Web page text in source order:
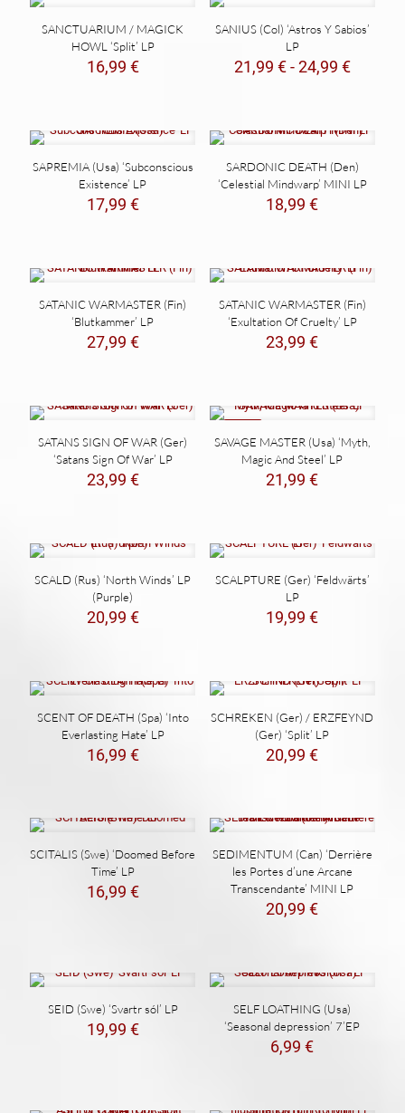
SANCTUARIUM / MAGICK
HOWL ‘Split’ LP
16,99 €
SANIUS (Col) ‘Astros Y Sabios’
LP
21,99 €-24,99 €Rango
21,99 €
24,99 €
SAPREMIA (Usa) ‘Subconscious
Existence’ LP
17,99 €
SARDONIC DEATH (Den)
‘Celestial Mindwarp’ MINI LP
18,99€
SATANIC WARMASTER (Fin)
‘Blutkammer’ LP
27,99 €
SATANIC WARMASTER (Fin)
‘Exultation Of Cruelty’ LP
23,99€
SATANS SIGN OF WAR (Ger)
‘Satans Sign Of War’ LP
23,99 €
SAVAGE MASTER (Usa) ‘Myth,
Magic And Steel’ LP
21,99€
SCALD (Rus) ‘North Winds’ LP
(Purple)
20,99 €
SCALPTURE (Ger) ‘Feldwärts’
LP
19,99€
SCENT OF DEATH (Spa) ‘Into
Everlasting Hate’ LP
16,99 €
SCHREKEN (Ger) / ERZFEYND
(Ger) ‘Split’ LP
20,99€
SCITALIS (Swe) ‘Doomed Before
Time’ LP
16,99 €
SEDIMENTUM (Can) ‘Derrière
les Portes d’une Arcane
Transcendante’ MINI LP
20,99€
SEID (Swe) ‘Svartr sól’ LP
19,99 €
SELF LOATHING (Usa)
‘Seasonal depression’ 7’EP
6,99€